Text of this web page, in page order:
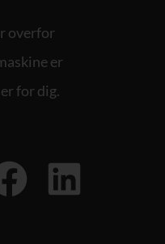
overfor
er
for dig.